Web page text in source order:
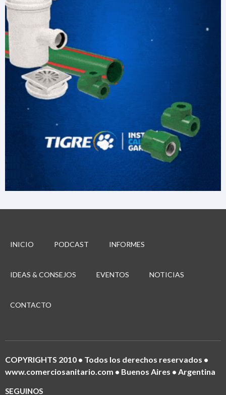
INICIO PODCAST INFORMES
IDEAS & CONSEJOS EVENTOS NOTICIAS
CONTACTO
COPYRIGHTS 2010 • Todos los derechos reservados •
www.comerciosanitario.com • Buenos Aires • Argentina
SEGUINOS